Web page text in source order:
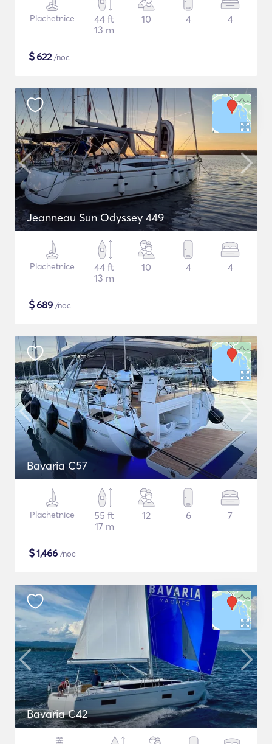
Plachetnice
44 ft
13 m
10 4 4
$622/noc
Jeanneau Sun Odyssey 449
Plachetnice
44 ft
13 m
10 4 4
$689 /noc
Bavaria C57
Plachetnice
55 ft
17 m
12 6 7
$1,466 /noc
Bavaria C42